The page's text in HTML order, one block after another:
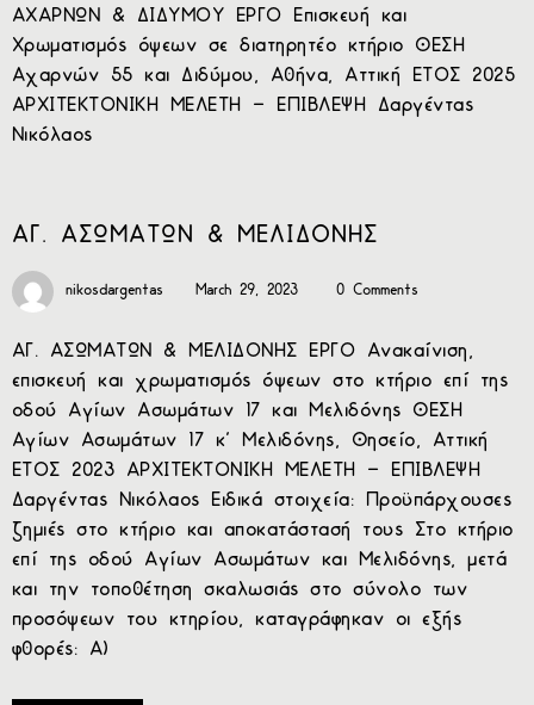
ΑΧΑΡΝΩΝ & ΔΙΔΥΜΟΥ ΕΡΓΟ Επισκευή και
Χρωματισμός όψεων σε διατηρητέο κτήριο ΘΕΣΗ
Αχαρνών 55 και Διδύμου, Αθήνα, Αττική ΕΤΟΣ 2025
ΑΡΧΙΤΕΚΤΟΝΙΚΗ ΜΕΛΕΤΗ – ΕΠΙΒΛΕΨΗ Δαργέντας
Νικόλαος
ΑΓ. ΑΣΩΜΑΤΩΝ & ΜΕΛΙΔΟΝΗΣ
nikosdargentas March 29, 2023 0 Comments
ΑΓ. ΑΣΩΜΑΤΩΝ & ΜΕΛΙΔΟΝΗΣ ΕΡΓΟ Ανακαίνιση,
επισκευή και χρωματισμός όψεων στο κτήριο επί της
οδού Αγίων Ασωμάτων 17 και Μελιδόνης ΘΕΣΗ
Αγίων Ασωμάτων 17 κ’ Μελιδόνης, Θησείο, Αττική
ΕΤΟΣ 2023 ΑΡΧΙΤΕΚΤΟΝΙΚΗ ΜΕΛΕΤΗ – ΕΠΙΒΛΕΨΗ
Δαργέντας Νικόλαος Ειδικά στοιχεία: Προϋπάρχουσες
ζημιές στο κτήριο και αποκατάστασή τους Στο κτήριο
επί της οδού Αγίων Ασωμάτων και Μελιδόνης, μετά
και την τοποθέτηση σκαλωσιάς στο σύνολο των
προσόψεων του κτηρίου, καταγράφηκαν οι εξής
φθορές: Α)